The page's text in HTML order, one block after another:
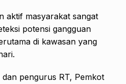
aktif masyarakat sangat
potensi gangguan
di kawasan yang
pengurus RT, Pemkot